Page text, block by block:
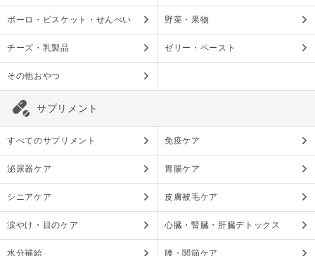
ボーロ・ビスケット・せんべい 野菜・果物
チーズ・乳製品 ゼリー・ペースト
その他おやつ
サプリメント
すべてのサプリメント 免疫ケア
泌尿器ケア 胃腸ケア
シニアケア 皮膚被毛ケア
涙やけ・目のケア 心臓・腎臓・肝臓デトックス
水分補給 腰・関節ケア